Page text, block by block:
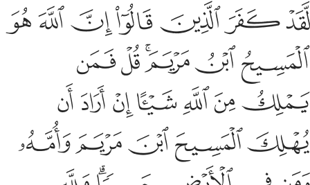
لقد كفر الذين قالوا ان الله هو المسيح ابن مريم قل فمن يملك من
لَّقَدْ كَفَرَ ٱلَّذِينَ قَالُوٓا۟ إِنَّ ٱللَّهَ هُوَ ٱلْمَسِيحُ ٱبْنُ مَرْيَمَ ۚ قُلْ فَمَن
ﲈﲉﲊﲋﲌﲍﲎ
ﲏﲐﲑﲒﲓﲔ
ﲕﲖﲗﲘﲙ ﲚ ﲛ
ﲜﲝﲞﲟﲠ